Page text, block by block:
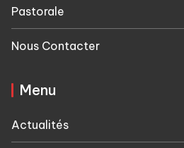
Pastorale
Nous Contacter
Menu
Actualités